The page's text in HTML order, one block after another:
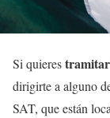
Si quieres
dirigirte a alguno
SAT, que están